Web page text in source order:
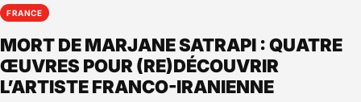
FRANCE
MORT DE MARJANE SATRAPI : QUATRE
ŒUVRES POUR (RE)DÉCOUVRIR
L’ARTISTE FRANCO-IRANIENNE